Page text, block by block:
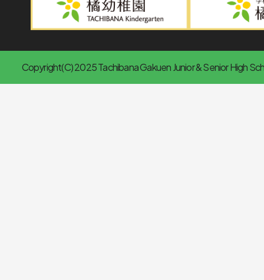
Copyright(C) 2025 Tachibana Gakuen Junior & Senior High